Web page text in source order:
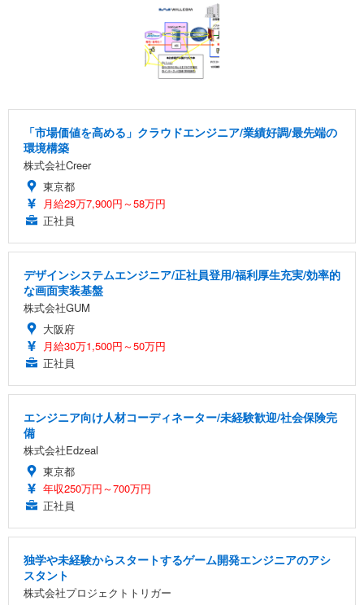
「市場価値を高める」クラウドエンジニア/業績好調/最先端の
環境構築
株式会社Creer
東京都
月給29万7,900円～58万円
正社員
デザインシステムエンジニア/正社員登用/福利厚生充実/効率的
な画面実装基盤
株式会社GUM
大阪府
月給30万1,500円～50万円
正社員
エンジニア向け人材コーディネーター/未経験歓迎/社会保険完
備
株式会社Edzeal
東京都
年収250万円～700万円
正社員
独学や未経験からスタートするゲーム開発エンジニアのアシ
スタント
株式会社プロジェクトトリガー